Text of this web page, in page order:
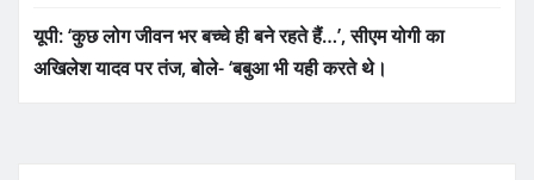
यूपी: ‘कुछ लोग जीवन भर बच्चे ही बने रहते हैं…’, सीएम योगी का
अखिलेश यादव पर तंज, बोले- ‘बबुआ भी यही करते थे।